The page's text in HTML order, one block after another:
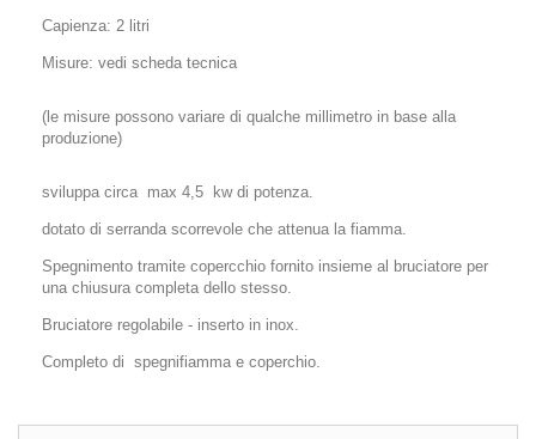
Capienza: 2 litri
Misure: vedi scheda tecnica
(le misure possono variare di qualche millimetro in base alla
produzione)
sviluppa circa max 4,5 kw di potenza.
dotato di serranda scorrevole che attenua la fiamma.
Spegnimento tramite copercchio fornito insieme al bruciatore per
una chiusura completa dello stesso.
Bruciatore regolabile - inserto in inox.
Completo di spegnifiamma e coperchio.